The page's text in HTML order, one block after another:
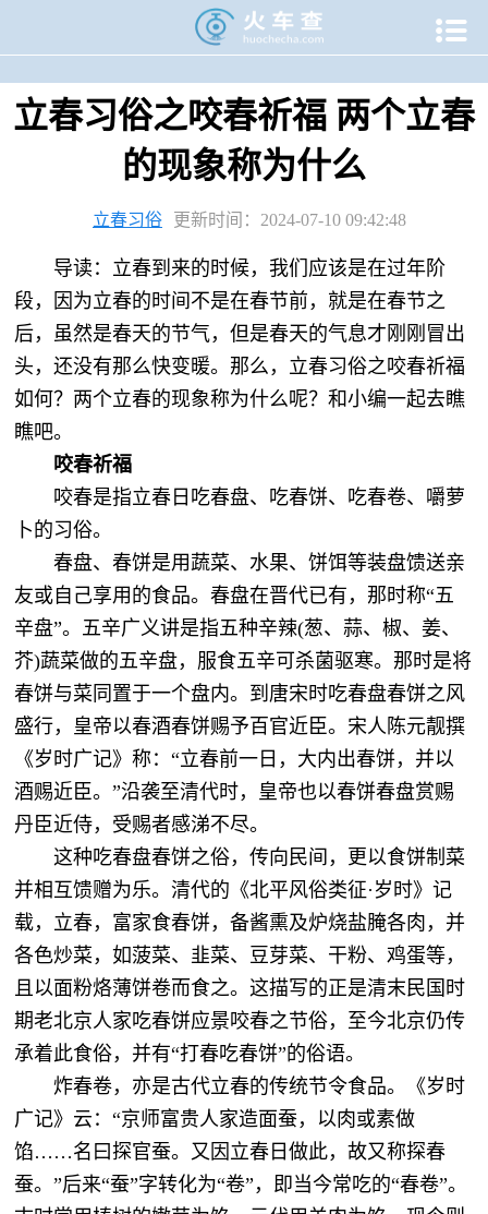

立春习俗之咬春祈福 两个立春
的现象称为什么
立春习俗 更新时间：2024-07-10 09:42:48
导读：立春到来的时候，我们应该是在过年阶
段，因为立春的时间不是在春节前，就是在春节之
后，虽然是春天的节气，但是春天的气息才刚刚冒出
头，还没有那么快变暖。那么，立春习俗之咬春祈福
如何？两个立春的现象称为什么呢？和小编一起去瞧
瞧吧。
咬春祈福
咬春是指立春日吃春盘、吃春饼、吃春卷、嚼萝
卜的习俗。
春盘、春饼是用蔬菜、水果、饼饵等装盘馈送亲
友或自己享用的食品。春盘在晋代已有，那时称“五
辛盘”。五辛广义讲是指五种辛辣(葱、蒜、椒、姜、
芥)蔬菜做的五辛盘，服食五辛可杀菌驱寒。那时是将
春饼与菜同置于一个盘内。到唐宋时吃春盘春饼之风
盛行，皇帝以春酒春饼赐予百官近臣。宋人陈元靓撰
《岁时广记》称：“立春前一日，大内出春饼，并以
酒赐近臣。”沿袭至清代时，皇帝也以春饼春盘赏赐
丹臣近侍，受赐者感涕不尽。
这种吃春盘春饼之俗，传向民间，更以食饼制菜
并相互馈赠为乐。清代的《北平风俗类征·岁时》记
载，立春，富家食春饼，备酱熏及炉烧盐腌各肉，并
各色炒菜，如菠菜、韭菜、豆芽菜、干粉、鸡蛋等，
且以面粉烙薄饼卷而食之。这描写的正是清末民国时
期老北京人家吃春饼应景咬春之节俗，至今北京仍传
承着此食俗，并有“打春吃春饼”的俗语。
炸春卷，亦是古代立春的传统节令食品。《岁时
广记》云：“京师富贵人家造面蚕，以肉或素做
馅……名曰探官蚕。又因立春日做此，故又称探春
蚕。”后来“蚕”字转化为“卷”，即当今常吃的“春卷”。